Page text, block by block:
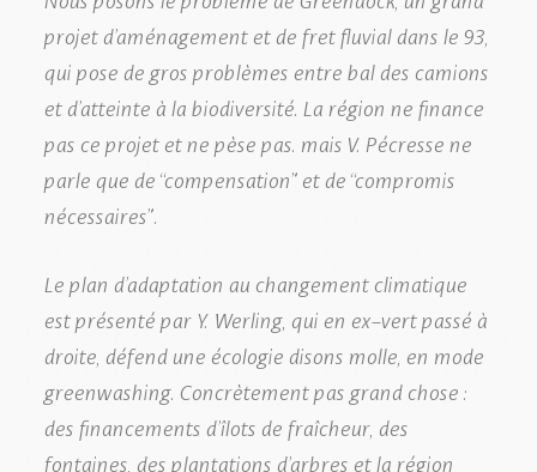
projet d’aménagement et de fret fluvial dans le 93,
qui pose de gros problèmes entre bal des camions
et d’atteinte à la biodiversité. La région ne finance
pas ce projet et ne pèse pas. mais V. Pécresse ne
parle que de “compensation” et de “compromis
nécessaires”.
Le plan d’adaptation au changement climatique
est présenté par Y. Werling, qui en ex-vert passé à
droite, défend une écologie disons molle, en mode
greenwashing. Concrètement pas grand chose :
des financements d’îlots de fraîcheur, des
fontaines, des plantations d’arbres et la région